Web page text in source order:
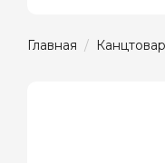
Главная /